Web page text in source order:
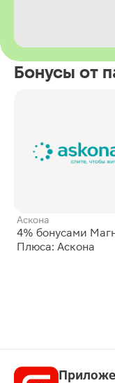
Бонусы от
Аскона
4% бонусами
Плюса: Аскона